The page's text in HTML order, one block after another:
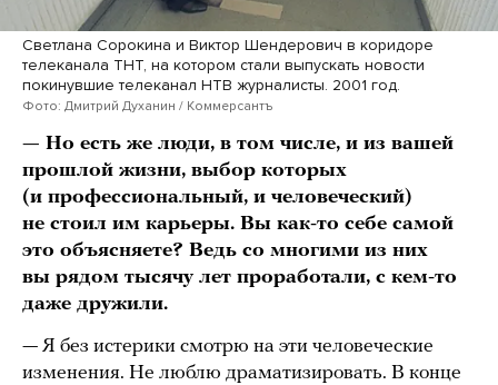
Светлана Сорокина и Виктор Шендерович в коридоре
телеканала ТНТ, на котором стали выпускать новости
покинувшие телеканал НТВ журналисты. 2001 год.
Фото: Дмитрий Духанин / Коммерсантъ
— Но есть же люди, в том числе, и из вашей
прошлой жизни, выбор которых
(и профессиональный, и человеческий)
не стоил им карьеры. Вы как-то себе самой
это объясняете? Ведь со многими из них
вы рядом тысячу лет проработали, с кем-то
даже дружили.
— Я без истерики смотрю на эти человеческие
изменения. Не люблю драматизировать. В конце